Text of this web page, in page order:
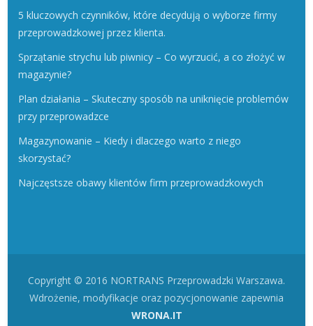
5 kluczowych czynników, które decydują o wyborze firmy
przeprowadzkowej przez klienta.
Sprzątanie strychu lub piwnicy – Co wyrzucić, a co złożyć w
magazynie?
Plan działania – Skuteczny sposób na uniknięcie problemów
przy przeprowadzce
Magazynowanie – Kiedy i dlaczego warto z niego
skorzystać?
Najczęstsze obawy klientów firm przeprowadzkowych
Copyright © 2016 NORTRANS Przeprowadzki Warszawa.
Wdrożenie, modyfikacje oraz pozycjonowanie zapewnia
WRONA.IT